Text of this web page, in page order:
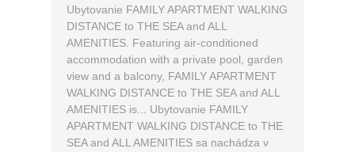
Ubytovanie FAMILY APARTMENT WALKING
DISTANCE to THE SEA and ALL
AMENITIES. Featuring air-conditioned
accommodation with a private pool, garden
view and a balcony, FAMILY APARTMENT
WALKING DISTANCE to THE SEA and ALL
AMENITIES is... Ubytovanie FAMILY
APARTMENT WALKING DISTANCE to THE
SEA and ALL AMENITIES sa nachádza v